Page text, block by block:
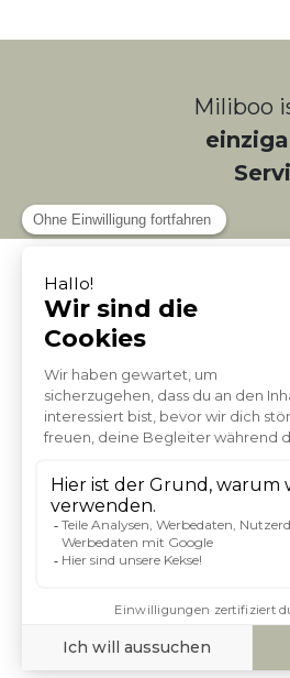
Miliboo
ÜBER MILIBOO
Impressum
Zahlungsmöglichkeiten
Lieferung
Allgemeine
Allgemeine
Beschreibung der
Kundenkarte und